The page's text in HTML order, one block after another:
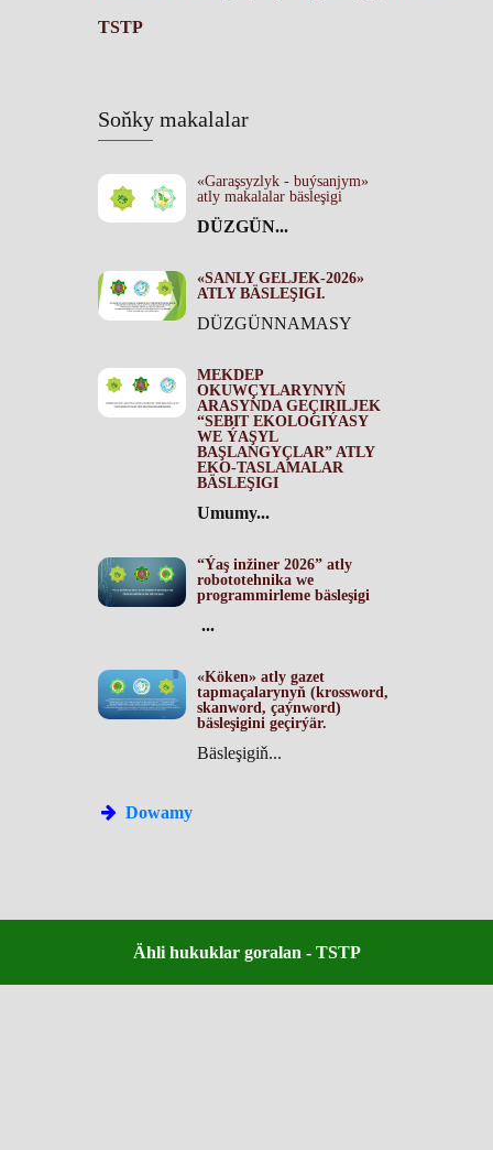
Soňky makalalar
«Garaşsyzlyk - buýsanjym»
atly makalalar bäsleşigi
DÜZGÜN...
«SANLY GELJEK-2026»
ATLY BÄSLEŞIGI.
DÜZGÜNNAMASY
MEKDEP
OKUWÇYLARYNYŇ
ARASYNDA GEÇIRILJEK
“SEBIT EKOLOGIÝASY
WE ÝAŞYL
BAŞLANGYÇLAR” ATLY
EKO-TASLAMALAR
BÄSLEŞIGI
Umumy...
“Ýaş inžiner 2026” atly
robototehnika we
programmirleme bäsleşigi
...
«Köken» atly gazet
tapmaçalarynyň (krossword,
skanword, çaýnword)
bäsleşigini geçirýär.
Bäsleşigiň...
Dowamy
TSTP
Ähli hukuklar goralan - TSTP